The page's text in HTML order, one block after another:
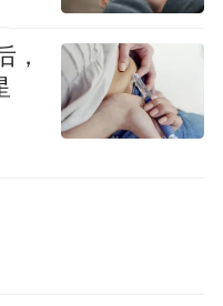
务。
the videos,
and posted
is a social media
information storage
，